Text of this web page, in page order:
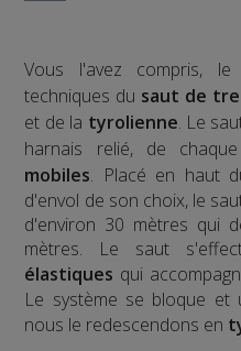
Vous l'avez compris, le
techniques du saut de
et de la tyrolienne. Le
harnais relié, de
mobiles. Placé en haut
d'envol de son choix, le
d'environ 30 mètres qui
mètres. Le saut
élastiques qui
Le système se bloque et
nous le redescendons en